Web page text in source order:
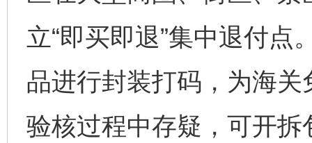
立“即买即退”集中退付
品进行封装打码，为海
验核过程中存疑，可开